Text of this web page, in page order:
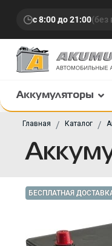
с 8:00 до 21:00(без
Аккумуляторы
Главная Каталог
БЕСПЛАТНАЯ